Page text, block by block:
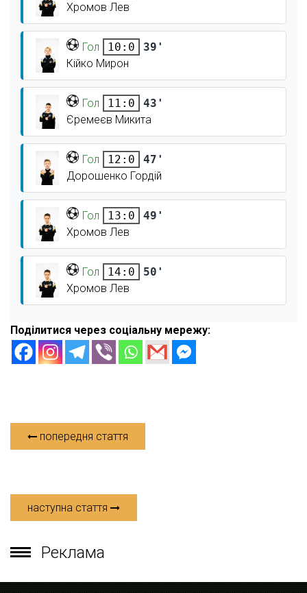
Хромов Лев
Гол 10:0
39'
Кійко Мирон
Гол 11:0
43'
Єремеєв Микита
Гол 12:0
47'
Дорошенко Гордій
Гол 13:0
49'
Хромов Лев
Гол 14:0
50'
Хромов Лев
Поділитися через соціальну мережу:
попередня стаття
наступна стаття
Реклама